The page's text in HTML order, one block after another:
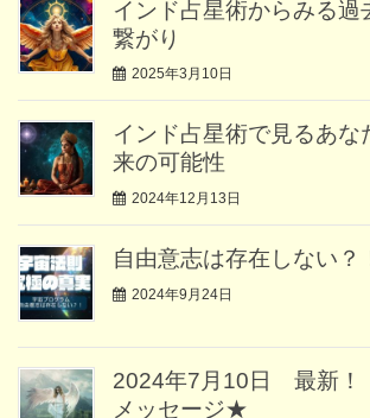
インド占星術からみる過
繋がり
2025年3月10日
インド占星術で見るあな
来の可能性
2024年12月13日
自由意志は存在しない？
2024年9月24日
2024年7月10日 最新！
メッセージ★